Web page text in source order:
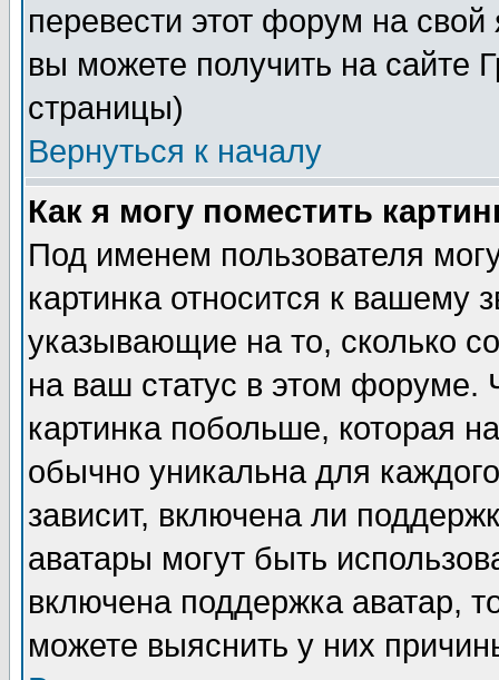
перевести этот форум на
вы можете получить на сайте
страницы)
Вернуться к началу
Как я могу поместить
Под именем пользователя
картинка относится к вашему
указывающие на то, сколько
на ваш статус в этом форуме.
картинка побольше, которая
обычно уникальна для
зависит, включена ли
аватары могут быть
включена поддержка аватар,
можете выяснить у них